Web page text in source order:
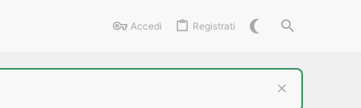
Accedi Registrati